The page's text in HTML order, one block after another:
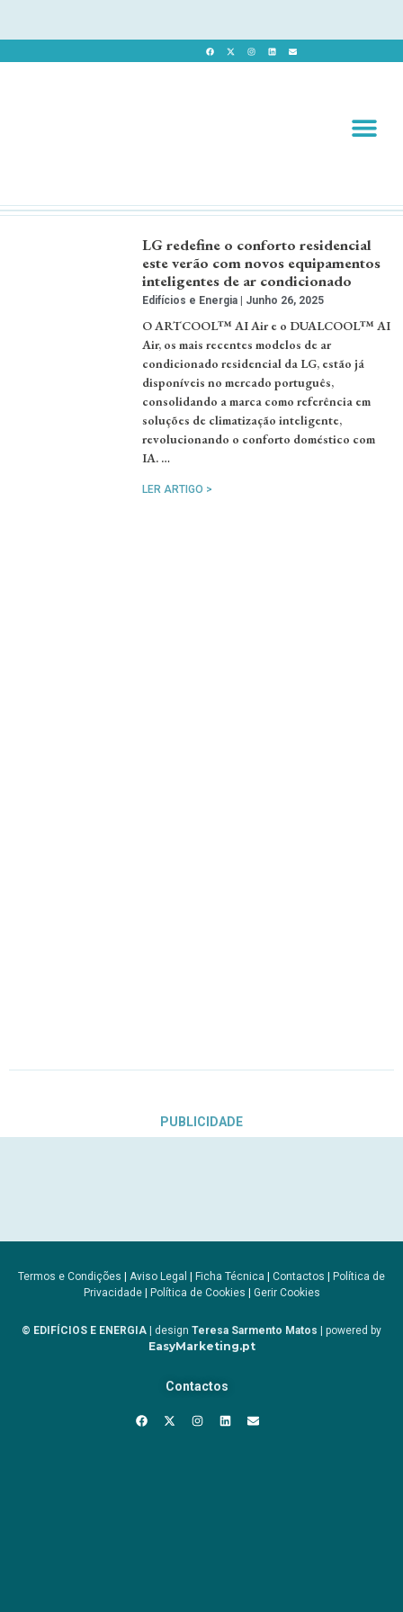
LG redefine o conforto residencial
este verão com novos equipamentos
inteligentes de ar condicionado
Edifícios e Energia Junho 26, 2025
O ARTCOOL™ AI Air e o DUALCOOL™ AI
Air, os mais recentes modelos de ar
condicionado residencial da LG, estão já
disponíveis no mercado português,
consolidando a marca como referência em
soluções de climatização inteligente,
revolucionando o conforto doméstico com
IA. …
LER ARTIGO >
PUBLICIDADE
Termos e Condições | Aviso Legal | Ficha Técnica | Contactos | Política de
Privacidade| Política de Cookies | Gerir Cookies
© EDIFÍCIOS E ENERGIA | design Teresa Sarmento Matos | powered by
EasyMarketing.pt
Contactos